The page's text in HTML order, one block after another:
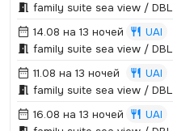
family suite sea view / DBL
14.08 на 13 ночей
UAI
family suite sea view / DBL
11.08 на 13 ночей
UAI
family suite sea view / DBL
16.08 на 13 ночей
UAI